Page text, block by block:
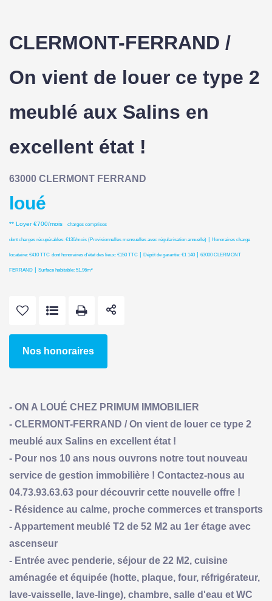
CLERMONT-FERRAND /
On vient de louer ce type 2
meublé aux Salins en
excellent état !
63000 CLERMONT FERRAND
loué
** Loyer €700/mois charges comprises
dont charges récupérables: €130/mois (Provisionnelles mensuelles avec régularisation annuelle) Honoraires charge
locataire: €410 TTC dont honoraires d'état des lieux: €150 TTC Dépôt de garantie: €1 140 63000 CLERMONT
FERRAND Surface habitable: 51.96m²
Nos honoraires
- ON A LOUÉ CHEZ PRIMUM IMMOBILIER
- CLERMONT-FERRAND / On vient de louer ce type 2
meublé aux Salins en excellent état !
- Pour nos 10 ans nous ouvrons notre tout nouveau
service de gestion immobilière ! Contactez-nous au
04.73.93.63.63 pour découvrir cette nouvelle offre !
- Résidence au calme, proche commerces et transports
- Appartement meublé T2 de 52 M2 au 1er étage avec
ascenseur
- Entrée avec penderie, séjour de 22 M2, cuisine
aménagée et équipée (hotte, plaque, four, réfrigérateur,
lave-vaisselle, lave-linge), chambre, salle d'eau et WC